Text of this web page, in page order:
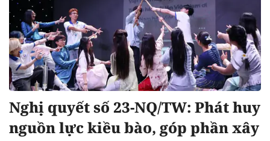
Nghị quyết số 23-NQ/TW: Phát huy
nguồn lực kiều bào, góp phần xây